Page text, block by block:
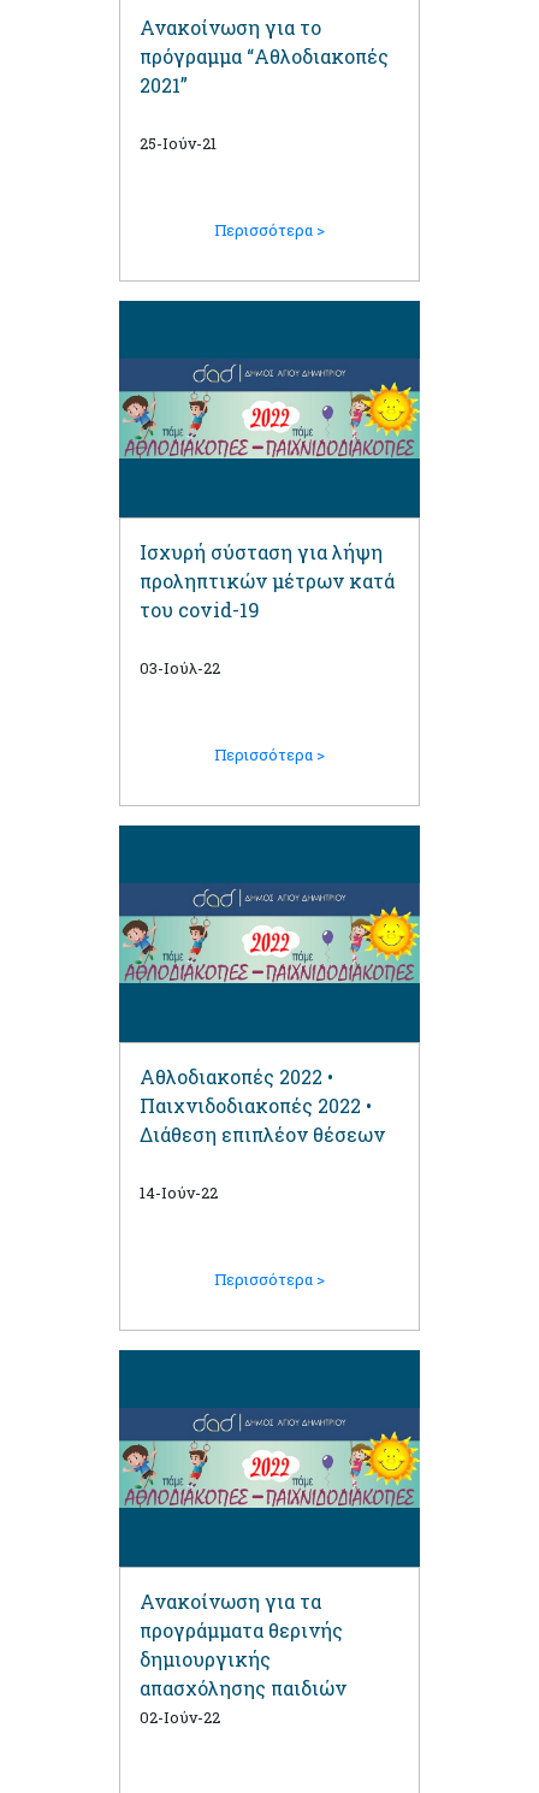
Ανακοίνωση για το
πρόγραμμα “Αθλοδιακοπές
2021”
25-Ιούν-21
Περισσότερα >
Ισχυρή σύσταση για λήψη
προληπτικών μέτρων κατά
του covid-19
03-Ιούλ-22
Περισσότερα >
Αθλοδιακοπές 2022 •
Παιχνιδοδιακοπές 2022 •
Διάθεση επιπλέον θέσεων
14-Ιούν-22
Περισσότερα >
Ανακοίνωση για τα
προγράμματα θερινής
δημιουργικής
απασχόλησης παιδιών
02-Ιούν-22